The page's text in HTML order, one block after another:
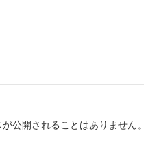
公開されることはありません。